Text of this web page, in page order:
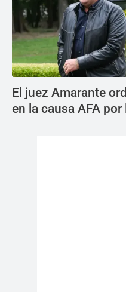
El juez Amarante
en la causa AFA